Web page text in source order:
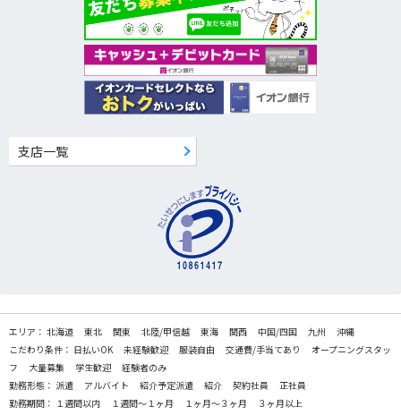
支店一覧
エリア： 北海道 東北 関東 北陸/甲信越 東海 関西 中国/四国 九州
沖縄
こだわり条件： 日払いOK 未経験歓迎 服装自由 交通費/手当てあり
オープニングスタッ
フ
大量募集 学生歓迎
経験者のみ
勤務形態： 派遣 アルバイト 紹介予定派遣 紹介 契約社員
正社員
勤務期間： １週間以内 １週間～１ヶ月 １ヶ月～３ヶ月
３ヶ月以上